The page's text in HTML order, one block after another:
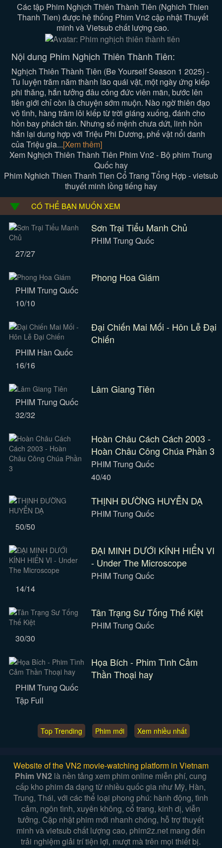
Các tập Phim Nghịch Thiên Thành Tiên (Nghich Thien
Thanh Tien) được hệ thống Phim Vn2 cập nhật Thuyết
minh và Vietsub chất lượng cao.
Nội dung Phim Nghịch Thiên Thành Tiên:
Nghịch Thiên Thành Tiên (Be Yourself Season 1 2025) -
Tu luyện trăm năm thành lão quái vật, một ngày ứng kiếp
phi thăng, hắn tưởng đâu công đức viên mãn, bước lên
tiên giới chỉ còn là chuyện sớm muộn. Nào ngờ thiên đạo
vô tình, hàng trăm lôi kiếp từ trời giáng xuống, đánh cho
hồn bay phách tán. Nhưng số mệnh chưa dứt, linh hồn
hắn lại dung hợp với Triệu Phi Dương, phế vật nổi danh
của Triệu gia...[Xem thêm]
Xem Nghịch Thiên Thành Tiên Phim Vn2 - Bộ phim Trung
Quốc hay
Phim Nghich Thien Thanh Tien Cổ Trang Tổng Hợp - vietsub
thuyết minh lồng tiếng hay
CÓ THỂ BẠN MUỐN XEM
Sơn Trại Tiểu Manh Chủ
PHIM Trung Quốc
27/27
Phong Hoa Giám
PHIM Trung Quốc
10/10
Đại Chiến Mai Mối - Hôn Lễ Đại
Chiến
PHIM Hàn Quốc
16/16
Lâm Giang Tiên
PHIM Trung Quốc
32/32
Hoàn Châu Cách Cách 2003 -
Hoàn Châu Công Chúa Phần 3
PHIM Trung Quốc
40/40
THỊNH ĐƯỜNG HUYỄN DẠ
PHIM Trung Quốc
50/50
ĐẠI MINH DƯỚI KÍNH HIỂN VI
- Under The Microscope
PHIM Trung Quốc
14/14
Tân Trạng Sư Tống Thế Kiệt
PHIM Trung Quốc
30/30
Họa Bích - Phim Tình Cảm
Thần Thoại hay
PHIM Trung Quốc
Tập Full
Top Trending Phim mới Xem nhiều nhất
Website of the VN2 movie-watching platform in Vietnam
Phim VN2 là nền tảng xem phim online miễn phí, cung
cấp kho phim đa dạng từ nhiều quốc gia như Mỹ, Hàn,
Trung, Thái, với các thể loại phong phú: hành động, tình
cảm, ngôn tình, xuyên không, cổ trang, kinh dị, viễn
tưởng. Cập nhật phim mới nhanh chóng, hỗ trợ thuyết
minh và vietsub chất lượng cao, phim2z.net mang đến
trải nghiệm giải trí tiện lợi, mượt mà trên mọi thiết bị.